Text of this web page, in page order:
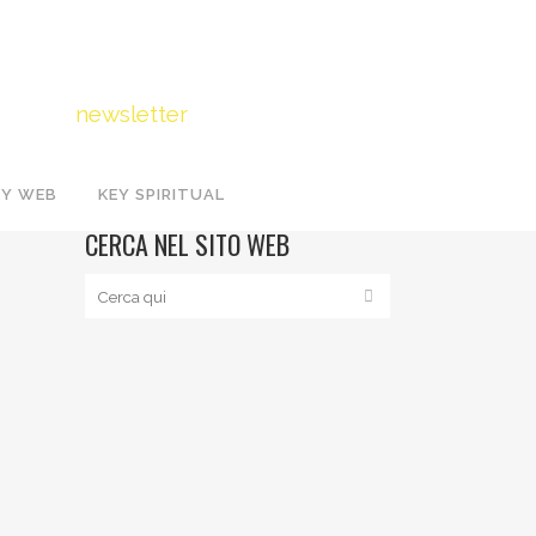
newsletter
WEB KEY SPIRITUAL
CERCA NEL SITO WEB